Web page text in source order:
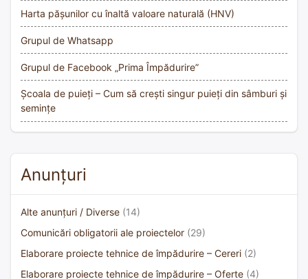
Harta pășunilor cu înaltă valoare naturală (HNV)
Grupul de Whatsapp
Grupul de Facebook „Prima Împădurire”
Școala de puieți – Cum să crești singur puieți din sâmburi și
semințe
Anunțuri
Alte anunțuri / Diverse (14)
Comunicări obligatorii ale proiectelor (29)
Elaborare proiecte tehnice de împădurire – Cereri (2)
Elaborare proiecte tehnice de împădurire – Oferte (4)